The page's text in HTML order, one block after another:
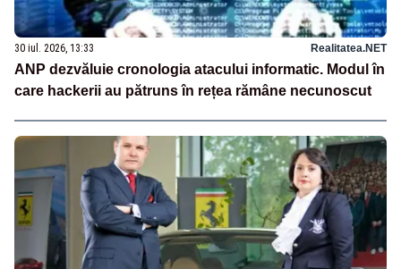
30 iul. 2026, 13:33 Realitatea.NET
ANP dezvăluie cronologia atacului informatic. Modul în
care hackerii au pătruns în rețea rămâne necunoscut